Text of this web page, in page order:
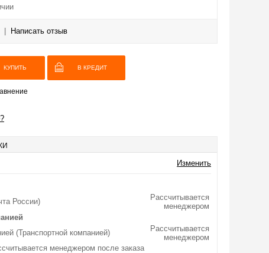
Написать отзыв
В КРЕДИТ
Изменить
России)
Рассчитывается
менеджером
(Транспортной компанией)
Рассчитывается
менеджером
менеджером после заказа